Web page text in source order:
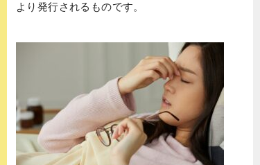
より発行されるものです。